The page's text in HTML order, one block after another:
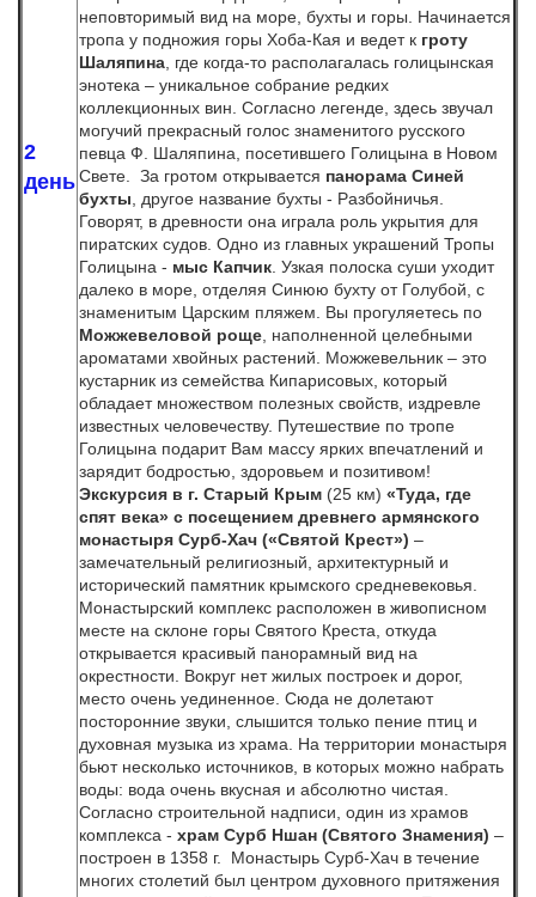
2
день
неповторимый вид на море, бухты и горы. Начинается
тропа у подножия горы Хоба-Кая и ведет к гроту
Шаляпина , где когда-то располагалась голицынская
энотека – уникальное собрание редких
коллекционных вин. Согласно легенде, здесь звучал
могучий прекрасный голос знаменитого русского
певца Ф. Шаляпина, посетившего Голицына в Новом
Свете. За гротом открывается панорама Синей
бухты , другое название бухты - Разбойничья.
Говорят, в древности она играла роль укрытия для
пиратских судов. Одно из главных украшений Тропы
Голицына - мыс Капчик . Узкая полоска суши уходит
далеко в море, отделяя Синюю бухту от Голубой, с
знаменитым Царским пляжем. Вы прогуляетесь по
Можжевеловой роще , наполненной целебными
ароматами хвойных растений. Можжевельник – это
кустарник из семейства Кипарисовых, который
обладает множеством полезных свойств, издревле
известных человечеству. Путешествие по тропе
Голицына подарит Вам массу ярких впечатлений и
зарядит бодростью, здоровьем и позитивом!
Экскурсия в г. Старый Крым (25 км) «Туда, где
спят века» с посещением древнего армянского
монастыря Сурб-Хач («Святой Крест») –
замечательный религиозный, архитектурный и
исторический памятник крымского средневековья.
Монастырский комплекс расположен в живописном
месте на склоне горы Святого Креста, откуда
открывается красивый панорамный вид на
окрестности. Вокруг нет жилых построек и дорог,
место очень уединенное. Сюда не долетают
посторонние звуки, слышится только пение птиц и
духовная музыка из храма. На территории монастыря
бьют несколько источников, в которых можно набрать
воды: вода очень вкусная и абсолютно чистая.
Согласно строительной надписи, один из храмов
комплекса - храм Сурб Ншан (Святого Знамения) –
построен в 1358 г. Монастырь Сурб-Хач в течение
многих столетий был центром духовного притяжения